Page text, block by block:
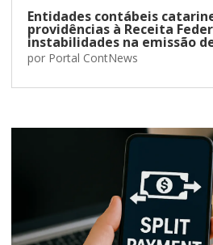
Entidades contábeis
providências à Receita
instabilidades na emissão de
por Portal ContNews